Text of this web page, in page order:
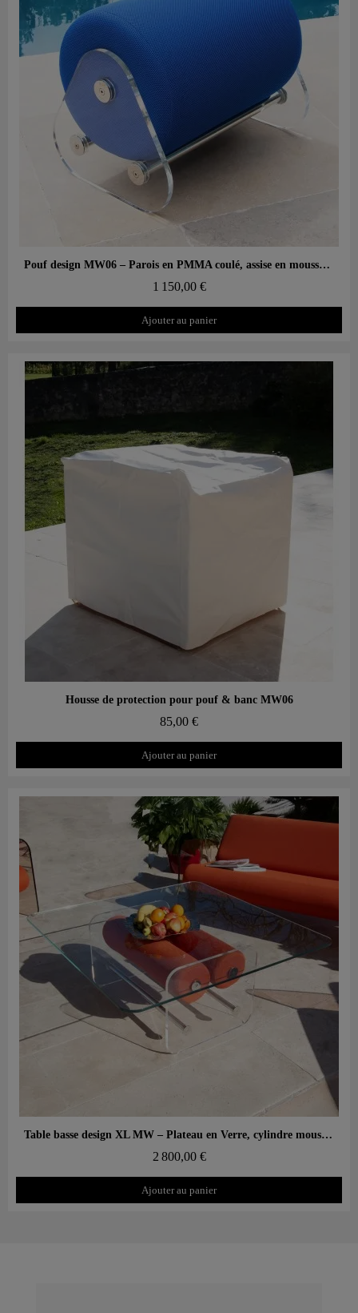
Aperçu rapide Pouf design MW06 – Parois en PMMA coulé, assise en mousse alvéolaire
1 150,00 €
Ajouter au panier
Aperçu rapide
Housse de protection pour pouf & banc MW06
85,00 €
Ajouter au panier
Aperçu rapide Table basse design XL MW – Plateau en Verre, cylindre mousse alvéolaire
2 800,00 €
Ajouter au panier